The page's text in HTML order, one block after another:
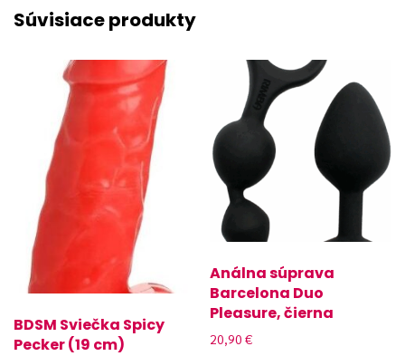
Súvisiace produkty
BDSM Sviečka Spicy
Pecker (19 cm)
Análna súprava
Barcelona Duo
Pleasure, čierna
20,90€